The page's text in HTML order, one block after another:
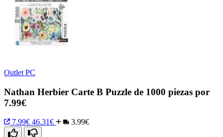
Outlet PC
Nathan Herbier Carte B Puzzle de 1000 piezas por
7.99€
7.99€ 46.31€ 3.99€